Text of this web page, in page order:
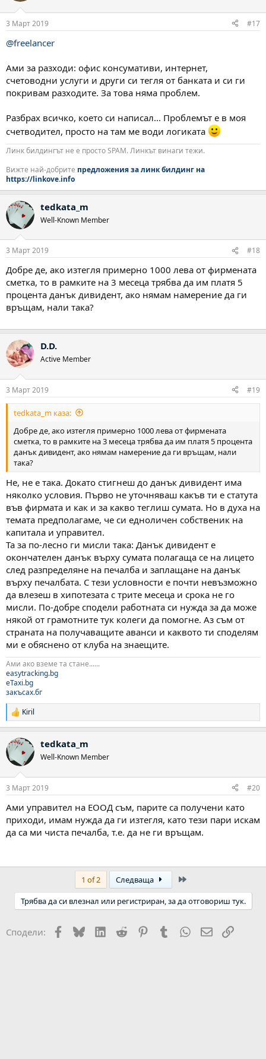
3 Март 2019 #17
@freelancer
Ами за разходи: офис консумативи, интернет,
счетоводни услуги и други си тегля от банката и си ги
покривам разходите. За това няма проблем.
Разбрах всичко, което си написал... Проблемът е в моя
счетводител, просто на там ме води логиката
Линк билдингът не е просто SPAM. Линкът винаги тежи.
Вижте най-добрите предложения за линк билдинг на
https://linkove.info
tedkata_m
Well-Known Member
3 Март 2019 #18
Добре де, ако изтегля примерно 1000 лева от фирмената
сметка, то в рамките на 3 месеца трябва да им платя 5
процента данък дивидент, ако нямам намерение да ги
връщам, нали така?
D.D.
Active Member
3 Март 2019 #19
tedkata_m каза:
Добре де, ако изтегля примерно 1000 лева от фирмената
сметка, то в рамките на 3 месеца трябва да им платя 5 процента
данък дивидент, ако нямам намерение да ги връщам, нали
така?
Не, не е така. Докато стигнеш до данък дивидент има
няколко условия. Първо не уточняваш какъв ти е статута
във фирмата и как и за какво теглиш сумата. Но в духа на
темата предполагаме, че си едноличен собственик на
капитала и управител.
Та за по-лесно ги мисли така: Данък дивидент е
окончателен данък върху сумата полагаща се на лицето
след разпределяне на печалба и заплащане на данък
върху печалбата. С тези условности е почти невъзможно
да влезеш в хипотезата с трите месеца и срока не го
мисли. По-добре сподели работната си нужда за да може
някой от грамотните тук колеги да помогне. Аз съм от
страната на получаващите аванси и каквото ти споделям
ми е обяснено от клуба на знаещите.
Ами ако вземе та стане......
easytracking.bg
eTaxi.bg
закъсах.бг
Р
е
к
ц
и
Kiril
tedkata_m
Well-Known Member
3 Март 2019 #20
Ами управител на ЕООД съм, парите са получени като
приходи, имам нужда да ги изтегля, като тези пари искам
да са ми чиста печалба, т.е. да не ги връщам.
1 of 2 Следваща
Трябва да си влезнал или регистриран, за да отговориш тук.
Сподели: Facebook
BlueskyLinkedIn
Reddit PinterestTumblr WhatsApp
EmailLink